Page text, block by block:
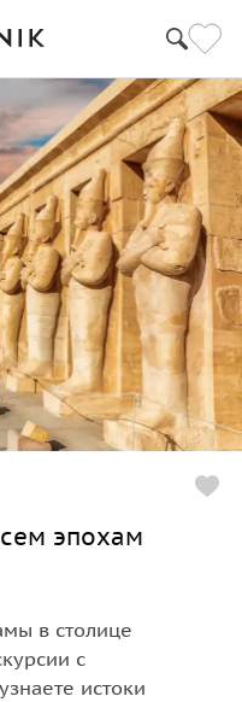
эпохам
в столице
с
истоки